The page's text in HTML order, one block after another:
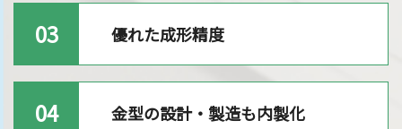
03 優れた成形精度
04 金型の設計・製造も内製化